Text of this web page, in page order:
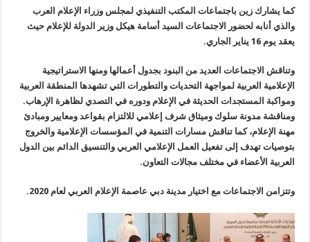
كما يشارك زين باجتماعات المكتب التنفيذي لمجلس وزراء الإعلام العرب
والذي أنابه لحضور الاجتماعات السيد أسامة هيكل وزير الدولة للإعلام حيث
يعقد يوم 16 يناير الجاري.
وتناقش الاجتماعات العديد من البنود بجدول أعمالها ومنها الاستراتيجية
الإعلامية العربية لمواجهة التحديات والتطورات التي تشهدها المنطقة العربية
ومواكبة المستجدات الحديثة في الإعلام ودوره في التصدي لظاهرة الإرهاب.
ومناقشة مدونة سلوك وميثاق شرف إعلامي للالتزام بقواعد ومعايير ومبادئ
مهنة الإعلام، كما تناقش مسارات التنمية في المؤسسات الإعلامية والخروج
بتوصيات تهدف إلى تفعيل العمل الإعلامي العربي والتنسيق الدائم بين الدول
العربية الأعضاء في مختلف مجالات التعاون.
وتتزامن الاجتماعات مع اختيار مدينة دبي عاصمة الإعلام العربي لعام 2020.